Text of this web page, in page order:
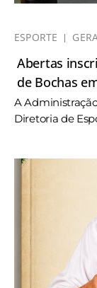
ESPORTE
Abertas
de Bochas
A
Diretoria de